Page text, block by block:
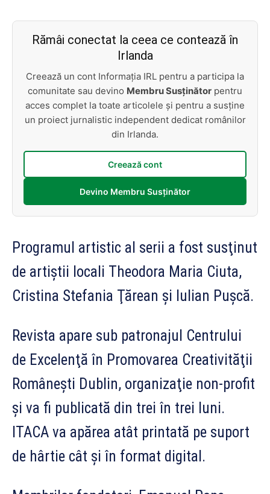
Rămâi conectat la ceea ce contează în
Irlanda
Creează un cont Informația IRL pentru a participa la
comunitate sau devino Membru Susținător pentru
acces complet la toate articolele și pentru a susține
un proiect jurnalistic independent dedicat românilor
din Irlanda.
Creează cont
Devino Membru Susținător
Programul artistic al serii a fost susţinut
de artiştii locali Theodora Maria Ciuta,
Cristina Stefania Ţărean şi Iulian Puşcă.
Revista apare sub patronajul Centrului
de Excelenţă în Promovarea Creativităţii
Româneşti Dublin, organizaţie non-profit
şi va fi publicată din trei în trei luni.
ITACA va apărea atât printată pe suport
de hârtie cât şi în format digital.